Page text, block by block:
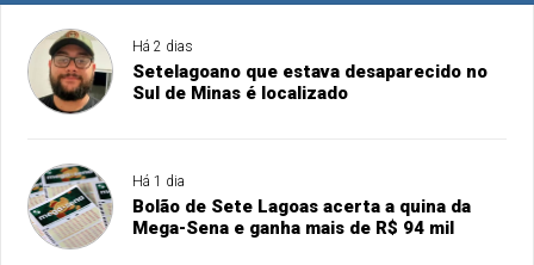
Há 2 dias
Setelagoano que estava desaparecido no
Sul de Minas é localizado
Há 1 dia
Bolão de Sete Lagoas acerta a quina da
Mega-Sena e ganha mais de R$ 94 mil